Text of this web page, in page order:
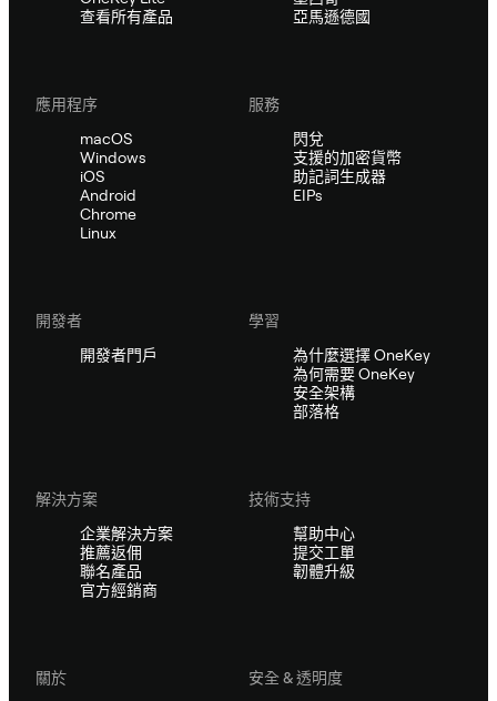
查看所有產品
亞馬遜德國
應用程序
macOS
Windows
iOS
Android
Chrome
Linux
服務
閃兌
支援的加密貨幣
助記詞生成器
EIPs
開發者
開發者門戶
學習
為什麼選擇 OneKey
為何需要 OneKey
安全架構
部落格
解決方案
企業解決方案
推薦返佣
聯名產品
官方經銷商
技術支持
幫助中心
提交工單
韌體升級
關於
安全 & 透明度